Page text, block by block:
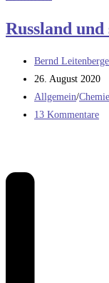
Corona
Russland
Beitrags-
Autor:
Bernd
Beitrag
veröffentlicht:
26. August 2020
Beitrags-
Kategorie:
Allgemein/Chemie
Beitrags-
13 Kommentare